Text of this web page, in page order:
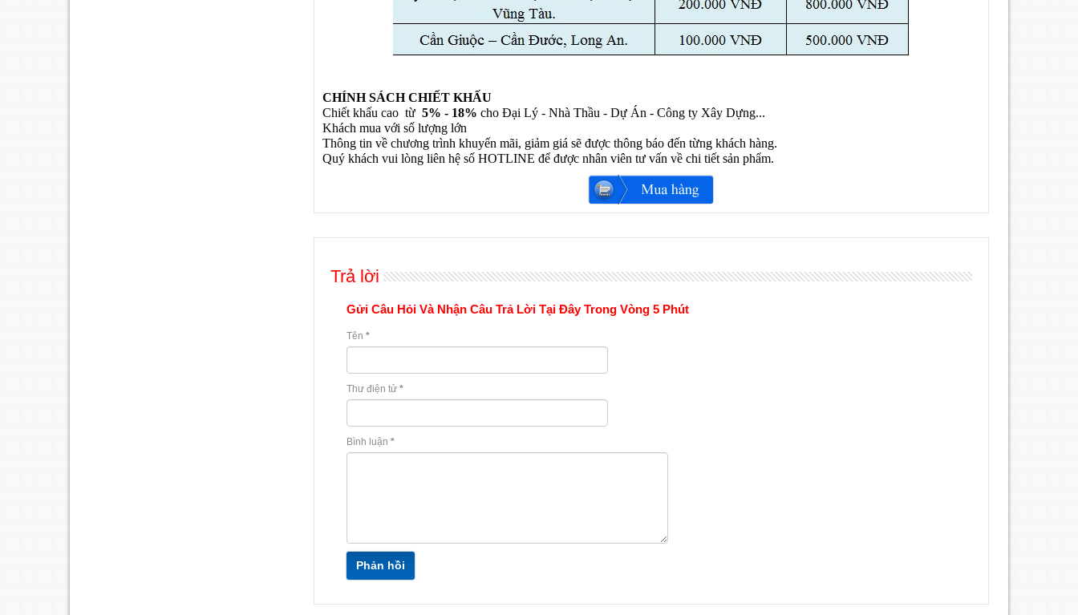
CHÍNH SÁCH CHIẾT KHẤU
Chiết khấu cao từ 5% - 18% cho Đại Lý - Nhà Thầu - Dự Án - Công ty Xây Dựng...
Khách mua với số lượng lớn
Thông tin về chương trình khuyến mãi, giảm giá sẽ được thông báo đến từng khách hàng.
Quý khách vui lòng liên hệ số HOTLINE để được nhân viên tư vấn về chi tiết sản phẩm.
Trả lời
Gửi Câu Hỏi Và Nhận Câu Trả Lời Tại Đây Trong Vòng 5 Phút
Tên *
Thư điện tử *
Bình luận *
Phản hồi